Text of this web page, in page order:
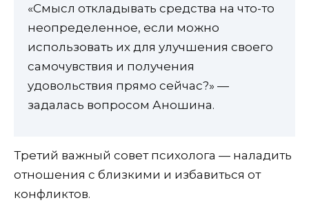
«Смысл откладывать средства на что-то
неопределенное, если можно
использовать их для улучшения своего
самочувствия и получения
удовольствия прямо сейчас?» —
задалась вопросом Аношина.
Третий важный совет психолога — наладить
отношения с близкими и избавиться от
конфликтов.